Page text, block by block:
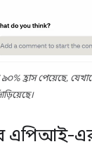
হ্রাস পেয়েছে,
এপিআই-